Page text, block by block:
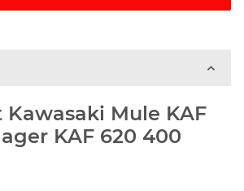
Kawasaki Mule KAF
KAF 620 400